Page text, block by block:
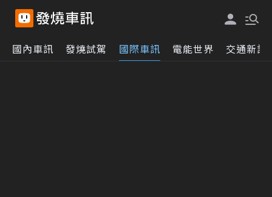
國內車訊 發燒試駕 國際車訊 電能世界 交通新訊